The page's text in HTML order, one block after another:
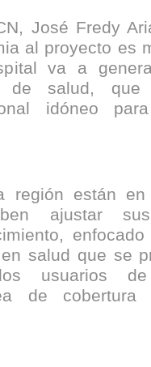
José Fredy
al proyecto es
va a
de salud, que
idóneo
región están
ajustar
salud que se
usuarios
de cobertura